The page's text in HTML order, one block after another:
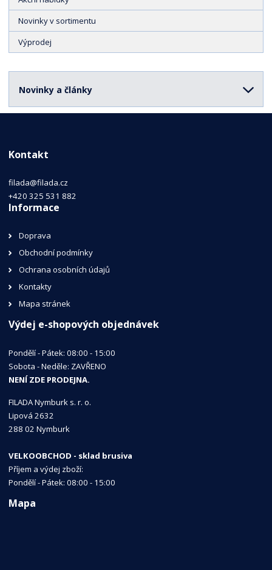
Novinky v sortimentu
Výprodej
Novinky a články
Kontakt
filada@filada.cz
+420 325 531 882
Informace
Doprava
Obchodní podmínky
Ochrana osobních údajů
Kontakty
Mapa stránek
Výdej e-shopových objednávek
Pondělí - Pátek: 08:00 - 15:00
Sobota - Neděle: ZAVŘENO
NENÍ ZDE PRODEJNA.
FILADA Nymburk s. r. o.
Lipová 2632
288 02 Nymburk
VELKOOBCHOD - sklad brusiva
Příjem a výdej zboží:
Pondělí - Pátek: 08:00 - 15:00
Mapa